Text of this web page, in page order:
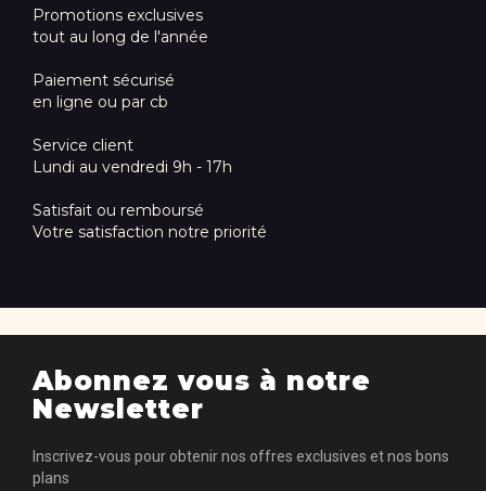
Promotions exclusives
tout au long de l'année
Paiement sécurisé
en ligne ou par cb
Service client
Lundi au vendredi 9h - 17h
Satisfait ou remboursé
Votre satisfaction notre priorité
Abonnez vous à notre
Newsletter
Inscrivez-vous pour obtenir nos offres exclusives et nos bons
plans